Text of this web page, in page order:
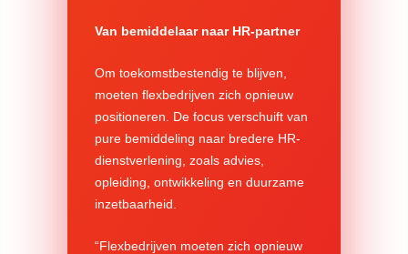
Van bemiddelaar naar HR-partner
Om toekomstbestendig te blijven,
moeten flexbedrijven zich opnieuw
positioneren. De focus verschuift van
pure bemiddeling naar bredere HR-
dienstverlening, zoals advies,
opleiding, ontwikkeling en duurzame
inzetbaarheid.
“Flexbedrijven moeten zich opnieuw